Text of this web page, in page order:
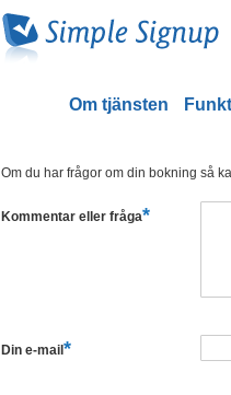
Om tjänsten
Om du har frågor om din bokning så
Kommentar eller fråga*
Din e-mail*